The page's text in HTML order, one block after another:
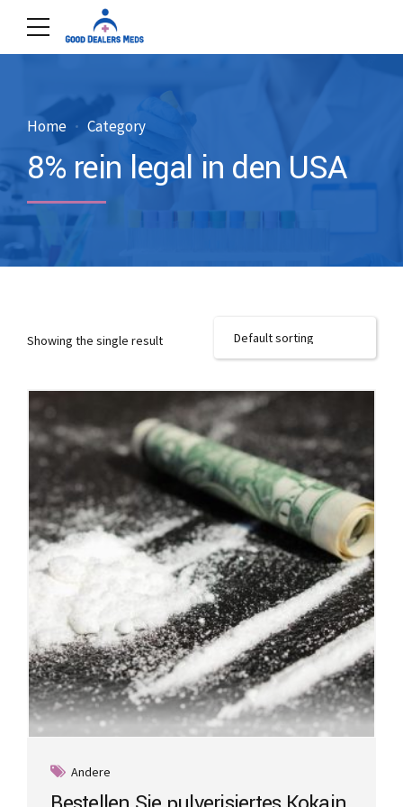
Home Category
8% rein legal in den USA
Showing the single result
Andere